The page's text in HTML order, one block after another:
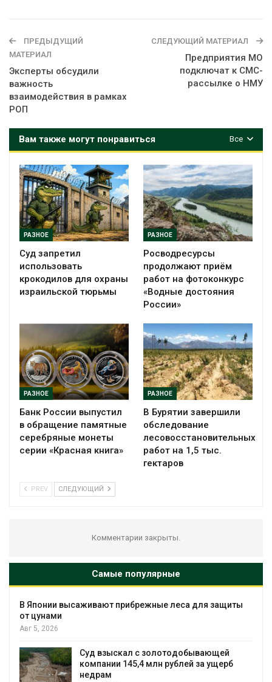
ПРЕДЫДУЩИЙ
МАТЕРИАЛ
Эксперты обсудили
важность
взаимодействия в рамках
РОП
СЛЕДУЮЩИЙ МАТЕРИАЛ
Предприятия МО
подключат к СМС-
рассылке о НМУ
Все
Вам также могут понравиться
РАЗНОЕ
Суд запретил
использовать
крокодилов для охраны
израильской тюрьмы
РАЗНОЕ
Росводресурсы
продолжают приём
работ на фотоконкурс
«Водные достояния
России»
РАЗНОЕ
Банк России выпустил
в обращение памятные
серебряные монеты
серии «Красная книга»
РАЗНОЕ
В Бурятии завершили
обследование
лесовосстановительных
работ на 1,5 тыс.
гектаров
PREV СЛЕДУЮЩИЙ
Комментарии закрыты.
Самые популярные
В Японии высаживают прибрежные леса для защиты
от цунами
Авг 5, 2026
Суд взыскал с золотодобывающей
компании 145,4 млн рублей за ущерб
недрам